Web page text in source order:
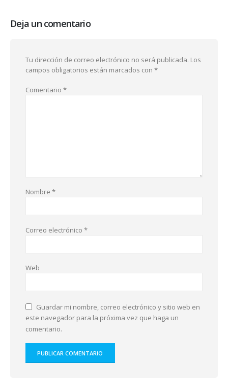
Deja un comentario
Tu dirección de correo electrónico no será publicada. Los
campos obligatorios están marcados con *
Comentario *
Nombre *
Correo electrónico *
Web
Guardar mi nombre, correo electrónico y sitio web en
este navegador para la próxima vez que haga un
comentario.